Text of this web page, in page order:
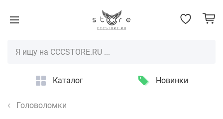
Каталог Новинки
Головоломки